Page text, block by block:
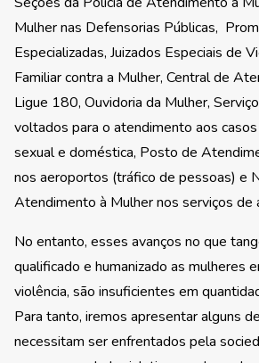
Mulher nas Defensorias Públicas,
Especializadas, Juizados Especiais de
Familiar contra a Mulher, Central de
Ligue 180, Ouvidoria da Mulher,
voltados para o atendimento aos
sexual e doméstica, Posto de
nos aeroportos (tráfico de pessoas) e
Atendimento à Mulher nos serviços de
No entanto, esses avanços no que
qualificado e humanizado as mulheres
violência, são insuficientes em
Para tanto, iremos apresentar alguns
necessitam ser enfrentados pela